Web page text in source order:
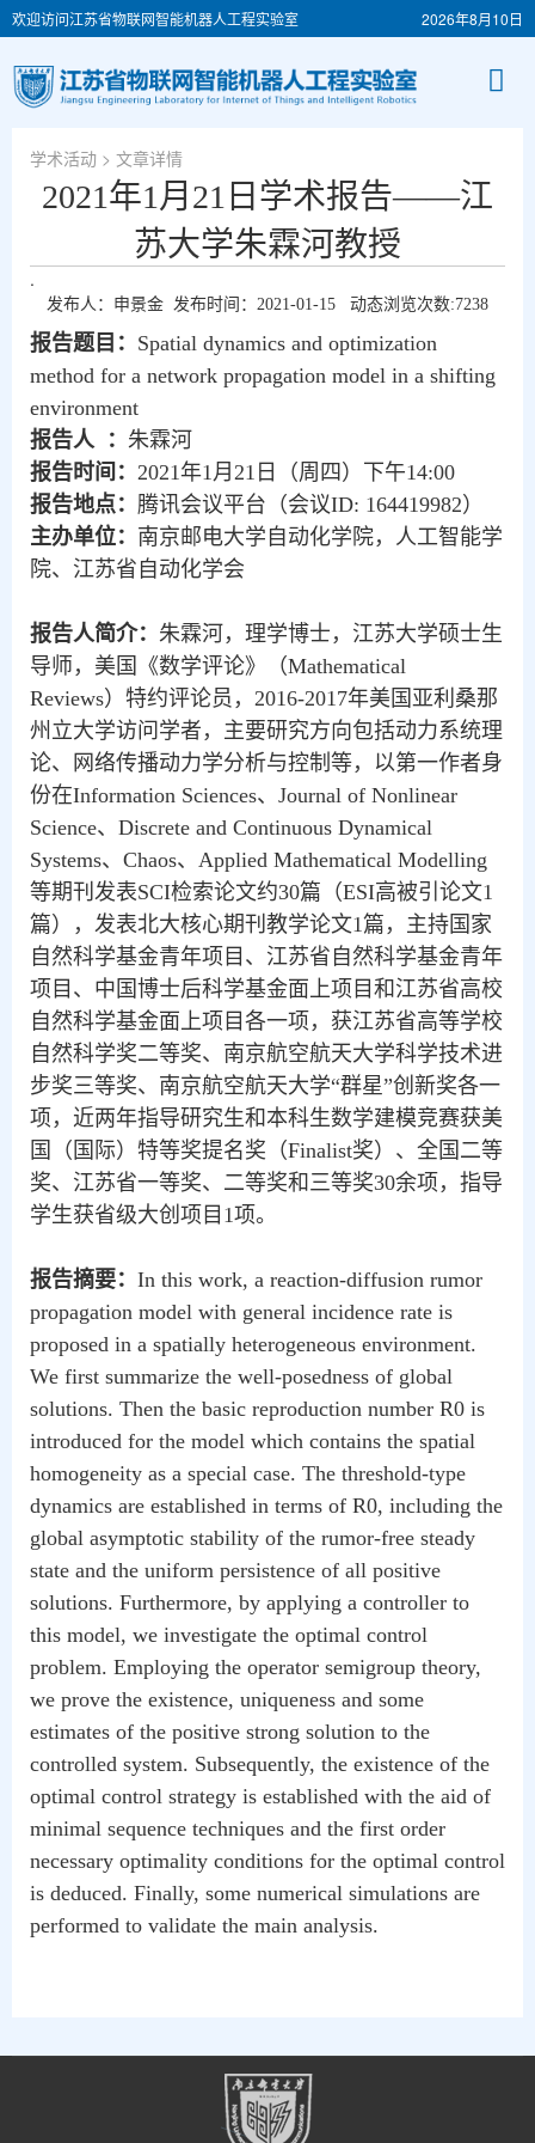
欢迎访问江苏省物联网智能机器人工程实验室 2026年8月10日
学术活动 > 文章详情
2021年1月21日学术报告——江
苏大学朱霖河教授
.
发布人：申景金 发布时间：2021-01-15 动态浏览次数:7238
报告题目： Spatial dynamics and optimization
method for a network propagation model in a shifting
environment
报告人 ： 朱霖河
报告时间： 2021年1 月 21 日（周四）下午14:00
报告地点： 腾讯会议平台（会议ID: 164419982）
主办单位： 南京邮电大学自动化学院，人工智能学
院、江苏省自动化学会
报告人简介： 朱霖河，理学博士，江苏大学硕士生
导师，美国《数学评论》（Mathematical
Reviews）特约评论员， 2016-2017年美国亚利桑那
州立大学访问学者，主要研究方向包括动力系统理
论、网络传播动力学分析与控制等，以第一作者身
份在Information Sciences、 Journal of Nonlinear
Science、 Discrete and Continuous Dynamical
Systems、 Chaos、 Applied Mathematical Modelling
等期刊发表SCI检索论文约30篇（ESI高被引论文1
篇），发表北大核心期刊教学论文1篇，主持国家
自然科学基金青年项目、江苏省自然科学基金青年
项目、中国博士后科学基金面上项目和江苏省高校
自然科学基金面上项目各一项，获江苏省高等学校
自然科学奖二等奖、南京航空航天大学科学技术进
步奖三等奖、南京航空航天大学“群星”创新奖各一
项，近两年指导研究生和本科生数学建模竞赛获美
国（国际）特等奖提名奖（Finalist奖）、全国二等
奖、江苏省一等奖、二等奖和三等奖30余项，指导
学生获省级大创项目 1项。
报告摘要： In this work, a reaction-diffusion rumor
propagation model with general incidence rate is
proposed in a spatially heterogeneous environment.
We first summarize the well-posedness of global
solutions. Then the basic reproduction number R0 is
introduced for the model which contains the spatial
homogeneity as a special case. The threshold-type
dynamics are established in terms of R0, including the
global asymptotic stability of the rumor-free steady
state and the uniform persistence of all positive
solutions. Furthermore, by applying a controller to
this model, we investigate the optimal control
problem. Employing the operator semigroup theory,
we prove the existence, uniqueness and some
estimates of the positive strong solution to the
controlled system. Subsequently, the existence of the
optimal control strategy is established with the aid of
minimal sequence techniques and the first order
necessary optimality conditions for the optimal control
is deduced. Finally, some numerical simulations are
performed to validate the main analysis.